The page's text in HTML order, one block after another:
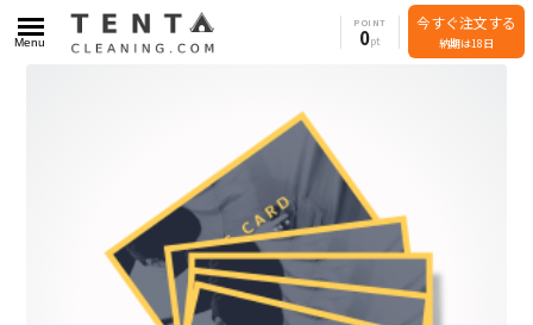
POINT
0
今すぐ注文する
納期は18日
Menu